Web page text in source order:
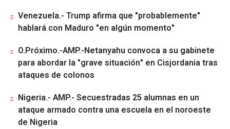
Venezuela.- Trump afirma que "probablemente"
hablará con Maduro "en algún momento"
O.Próximo.-AMP.-Netanyahu convoca a su gabinete
para abordar la "grave situación" en Cisjordania tras
ataques de colonos
Nigeria.- AMP.- Secuestradas 25 alumnas en un
ataque armado contra una escuela en el noroeste
de Nigeria